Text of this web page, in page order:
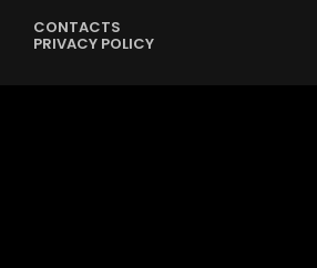
CONTACTS
PRIVACY POLICY